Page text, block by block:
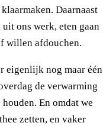
Daarnaast
ons werk, eten gaan
willen afdouchen.
eigenlijk nog maar één
de verwarming
En omdat we
zetten, en vaker